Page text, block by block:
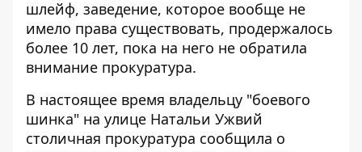
шлейф, заведение, которое вообще не
имело права существовать, продержалось
более 10 лет, пока на него не обратила
внимание прокуратура.
В настоящее время владельцу "боевого
шинка" на улице Натальи Ужвий
столичная прокуратура сообщила о